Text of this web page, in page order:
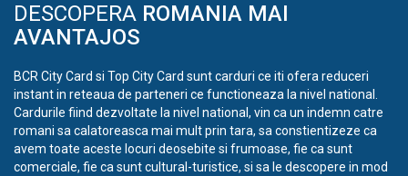
DESCOPERA ROMANIA MAI
AVANTAJOS
BCR City Card si Top City Card sunt carduri ce iti ofera reduceri
instant in reteaua de parteneri ce functioneaza la nivel national.
Cardurile fiind dezvoltate la nivel national, vin ca un indemn catre
romani sa calatoreasca mai mult prin tara, sa constientizeze ca
avem toate aceste locuri deosebite si frumoase, fie ca sunt
comerciale, fie ca sunt cultural-turistice, si sa le descopere in mod